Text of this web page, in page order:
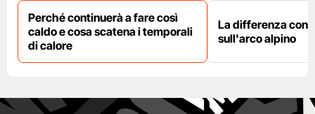
Perché continuerà a fare così
caldo e cosa scatena i temporali
di calore
La differenza con
sull'arco alpino